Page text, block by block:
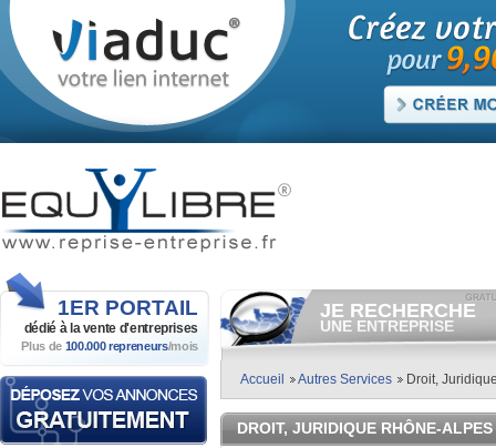
1ER PORTAIL
dédié à la vente d'entreprises
Plus de 100.000 repreneurs/mois
JE RECHERCHE
UNE ENTREPRISE
Consulter gratuitementles
vendre.
Et/ou déposer gratuitement
votre recherche d'entreprise.
RECHERCHER UNE
Accueil Autres Services Droit,
DROIT, JURIDIQUE RHÔNE-ALPES